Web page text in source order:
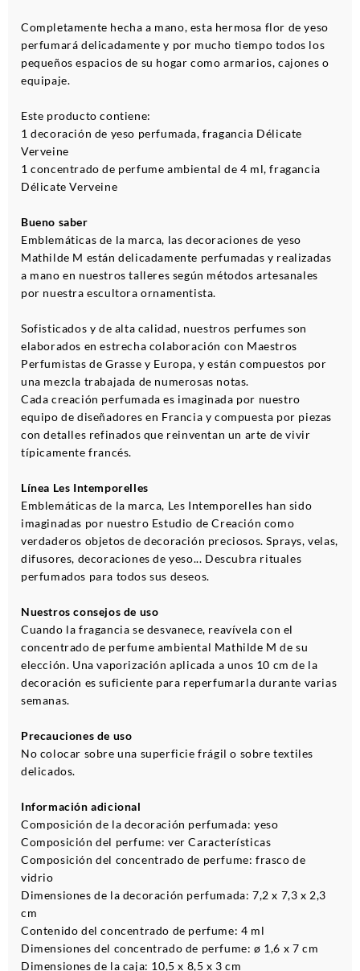
Completamente hecha a mano, esta hermosa flor de yeso
perfumará delicadamente y por mucho tiempo todos los
pequeños espacios de su hogar como armarios, cajones o
equipaje.
Este producto contiene:
1 decoración de yeso perfumada, fragancia Délicate
Verveine
1 concentrado de perfume ambiental de 4 ml, fragancia
Délicate Verveine
Bueno saber
Emblemáticas de la marca, las decoraciones de yeso
Mathilde M están delicadamente perfumadas y realizadas
a mano en nuestros talleres según métodos artesanales
por nuestra escultora ornamentista.
Sofisticados y de alta calidad, nuestros perfumes son
elaborados en estrecha colaboración con Maestros
Perfumistas de Grasse y Europa, y están compuestos por
una mezcla trabajada de numerosas notas.
Cada creación perfumada es imaginada por nuestro
equipo de diseñadores en Francia y compuesta por piezas
con detalles refinados que reinventan un arte de vivir
típicamente francés.
Línea Les Intemporelles
Emblemáticas de la marca, Les Intemporelles han sido
imaginadas por nuestro Estudio de Creación como
verdaderos objetos de decoración preciosos. Sprays, velas,
difusores, decoraciones de yeso... Descubra rituales
perfumados para todos sus deseos.
Nuestros consejos de uso
Cuando la fragancia se desvanece, reavívela con el
concentrado de perfume ambiental Mathilde M de su
elección. Una vaporización aplicada a unos 10 cm de la
decoración es suficiente para reperfumarla durante varias
semanas.
Precauciones de uso
No colocar sobre una superficie frágil o sobre textiles
delicados.
Información adicional
Composición de la decoración perfumada: yeso
Composición del perfume: ver Características
Composición del concentrado de perfume: frasco de
vidrio
Dimensiones de la decoración perfumada: 7,2 x 7,3 x 2,3
cm
Contenido del concentrado de perfume: 4 ml
Dimensiones del concentrado de perfume: ø 1,6 x 7 cm
Dimensiones de la caja: 10,5 x 8,5 x 3 cm